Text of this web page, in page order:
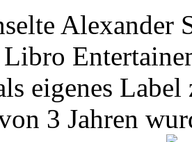
eigenes
3 Jahren